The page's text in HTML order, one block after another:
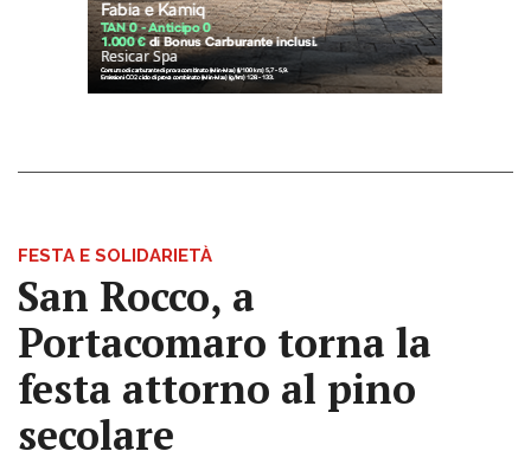
FESTA E SOLIDARIETÀ
San Rocco, a
Portacomaro torna la
festa attorno al pino
secolare